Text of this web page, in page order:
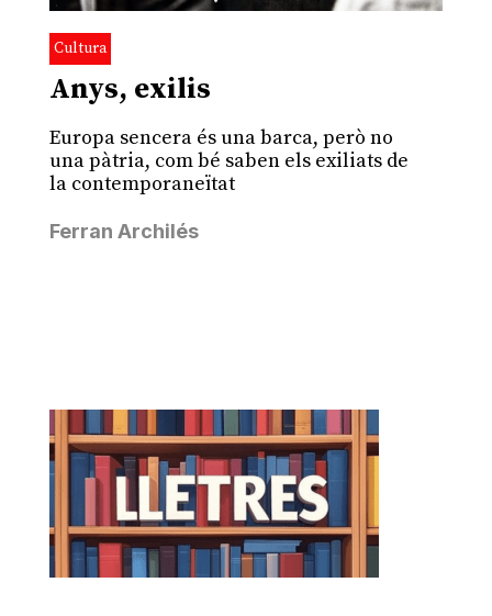
Cultura
Anys, exilis
Europa sencera és una barca, però no
una pàtria, com bé saben els exiliats de
la contemporaneïtat
Ferran Archilés